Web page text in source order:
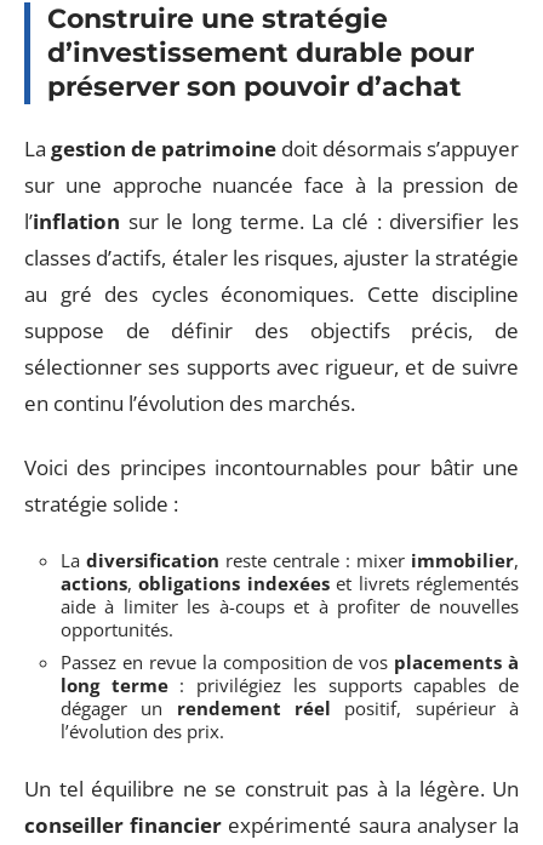
Construire une stratégie
d’investissement durable pour
préserver son pouvoir d’achat
La gestion de patrimoine doit désormais s’appuyer
sur une approche nuancée face à la pression de
l’inflation sur le long terme. La clé : diversifier les
classes d’actifs, étaler les risques, ajuster la stratégie
au gré des cycles économiques. Cette discipline
suppose de définir des objectifs précis, de
sélectionner ses supports avec rigueur, et de suivre
en continu l’évolution des marchés.
Voici des principes incontournables pour bâtir une
stratégie solide :
La diversification reste centrale : mixer immobilier,
actions,obligations indexéeset livrets réglementés
aide à limiter les à-coups et à profiter de nouvelles
opportunités.
Passez en revue la composition de vos placements à
long terme: privilégiez les supports capables de
dégager un rendement réel positif, supérieur à
l’évolution des prix.
Un tel équilibre ne se construit pas à la légère. Un
conseiller financier expérimenté saura analyser la